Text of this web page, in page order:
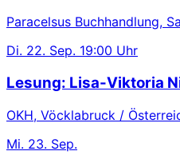
Paracelsus Buchhandlung,
Di. 22. Sep. 19:00 Uhr
Lesung: Lisa-Viktoria
OKH, Vöcklabruck /
Mi. 23. Sep.